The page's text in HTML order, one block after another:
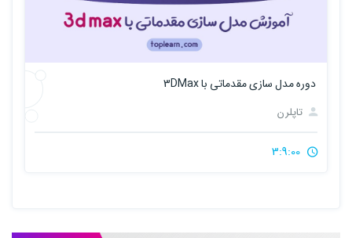
دوره مدل سازی مقدماتی با 3DMax
تاپلرن